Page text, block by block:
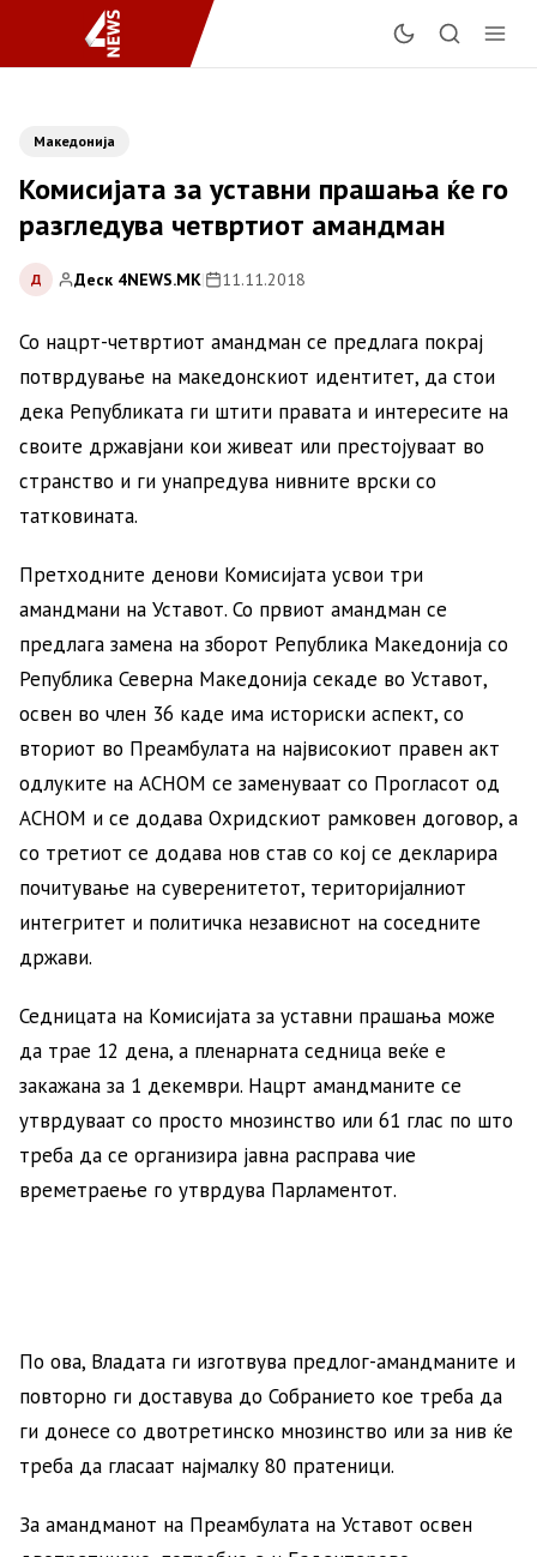
Македонија
Комисијата за уставни прашања ќе го
разгледува четвртиот амандман
Д Деск 4NEWS.MK| 11.11.2018
Со нацрт-четвртиот амандман се предлага покрај
потврдување на македонскиот идентитет, да стои
дека Републиката ги штити правата и интересите на
своите државјани кои живеат или престојуваат во
странство и ги унапредува нивните врски со
татковината.
Претходните денови Комисијата усвои три
амандмани на Уставот. Со првиот амандман се
предлага замена на зборот Република Македонија со
Република Северна Македонија секаде во Уставот,
освен во член 36 каде има историски аспект, со
вториот во Преамбулата на највисокиот правен акт
одлуките на АСНОМ се заменуваат со Прогласот од
АСНОМ и се додава Охридскиот рамковен договор, а
со третиот се додава нов став со кој се декларира
почитување на суверенитетот, територијалниот
интегритет и политичка независнот на соседните
држави.
Седницата на Комисијата за уставни прашања може
да трае 12 дена, а пленарната седница веќе е
закажана за 1 декември. Нацрт амандманите се
утврдуваат со просто мнозинство или 61 глас по што
треба да се организира јавна расправа чие
времетраење го утврдува Парламентот.
По ова, Владата ги изготвува предлог-амандманите и
повторно ги доставува до Собранието кое треба да
ги донесе со двотретинско мнозинство или за нив ќе
треба да гласаат најмалку 80 пратеници.
За амандманот на Преамбулата на Уставот освен